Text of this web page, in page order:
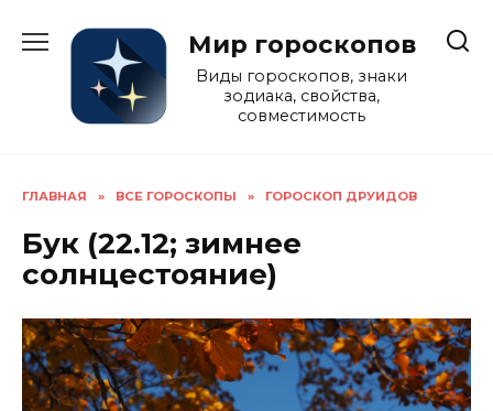
содержанию
Мир гороскопов
Виды гороскопов, знаки
зодиака, свойства,
совместимость
ГЛАВНАЯ » ВСЕ ГОРОСКОПЫ » ГОРОСКОП ДРУИДОВ
Бук (22.12; зимнее
солнцестояние)